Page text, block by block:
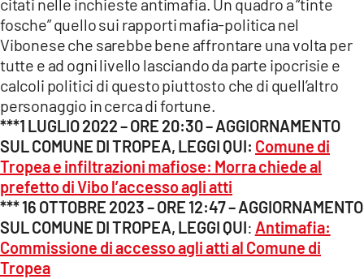
citati nelle inchieste antimafia. Un quadro a “tinte
fosche” quello sui rapporti mafia-politica nel
Vibonese che sarebbe bene affrontare una volta per
tutte e ad ogni livello lasciando da parte ipocrisie e
calcoli politici di questo piuttosto che di quell’altro
personaggio in cerca di fortune.
***1 LUGLIO 2022 – ORE 20:30 – AGGIORNAMENTO
SUL COMUNE DI TROPEA, LEGGI QUI: Comune di
Tropea e infiltrazioni mafiose: Morra chiede al
prefetto di Vibo l’accesso agli atti
*** 16 OTTOBRE 2023 – ORE 12:47 – AGGIORNAMENTO
SUL COMUNE DI TROPEA, LEGGI QUI: Antimafia:
Commissione di accesso agli atti al Comune di
Tropea